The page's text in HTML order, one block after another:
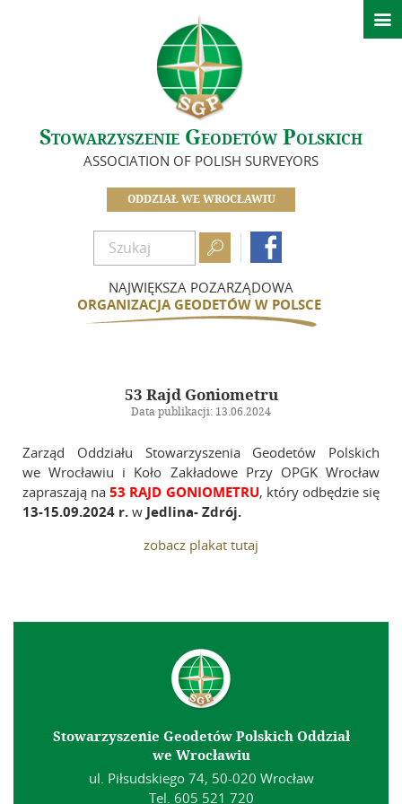
Stowarzyszenie Geodetów Polskich
ASSOCIATION OF POLISH SURVEYORS
ODDZIAŁ WE WROCŁAWIU
 
NAJWIĘKSZA POZARZĄDOWA
ORGANIZACJA GEODETÓW W POLSCE

Aktualności
Ważne informacje
Informacje – Oddział we Wrocławiu
Kalendarz wydarzeń
Biuletyn
Koła
In Memoriam
Zostań członkiem
Galeria
Szkolenia
Kontakt
53 Rajd Goniometru
Data publikacji: 13.06.2024
Zarząd Oddziału Stowarzyszenia Geodetów Polskich
we Wrocławiu i Koło Zakładowe Przy OPGK Wrocław
zapraszają na 53 RAJD GONIOMETRU, który odbędzie się
13-15.09.2024 r. w Jedlina- Zdrój.
zobacz plakat tutaj
Stowarzyszenie Geodetów Polskich Oddział
we Wrocławiu
ul. Piłsudskiego 74, 50-020 Wrocław
Tel. 605 521 720